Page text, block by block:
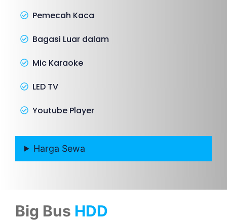
Pemecah Kaca
Bagasi Luar dalam
Mic Karaoke
LED TV
Youtube Player
Harga Sewa
Big Bus HDD